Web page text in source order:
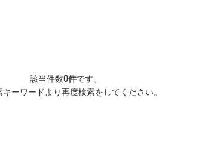
該当件数0件です。
キーワードより再度検索をしてください。